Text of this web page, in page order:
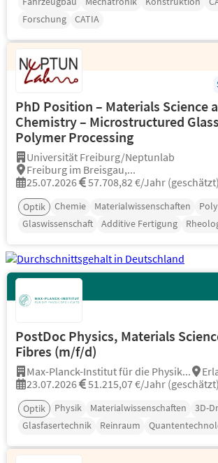
Forschung
CATIA
PhD Position – Materials Science
Chemistry – Microstructured
Polymer Processing
Universität Freiburg/Neptunlab
Freiburg im Breisgau,...
25.07.2026
57.708,82 €/Jahr (geschätzt)
Optik Chemie Materialwissenschaften
Glaswissenschaft
Additive Fertigung
PostDoc Physics, Materials
Fibres (m/f/d)
Max-Planck-Institut für die Physik...
23.07.2026
51.215,07 €/Jahr (geschätzt)
Optik Physik Materialwissenschaften
3D-
Glasfasertechnik
Reinraum